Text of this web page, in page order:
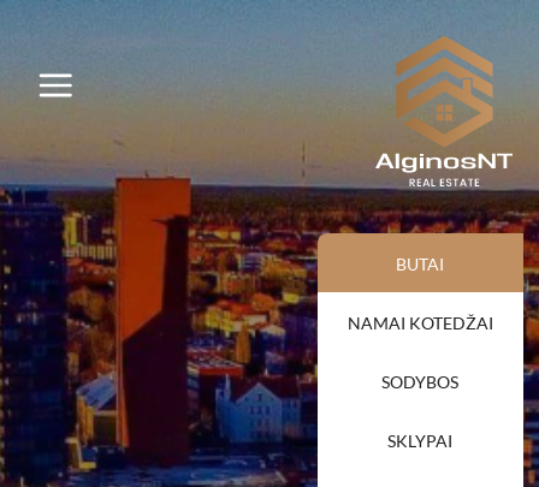
BUTAI
NAMAI KOTEDŽAI
SODYBOS
SKLYPAI